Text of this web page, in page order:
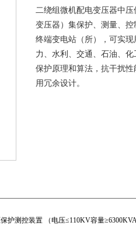
二绕组微机配电变压器中
变压器）集保护、测量、
终端变电站（所），可实
力、水利、交通、石油、
保护原理和算法，抗干扰
用冗余设计。
护测控装置 （电压≤110KV容量≥6300KVA